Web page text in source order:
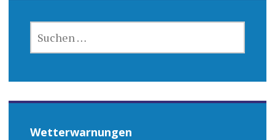
NACH:
Wetterwarnungen